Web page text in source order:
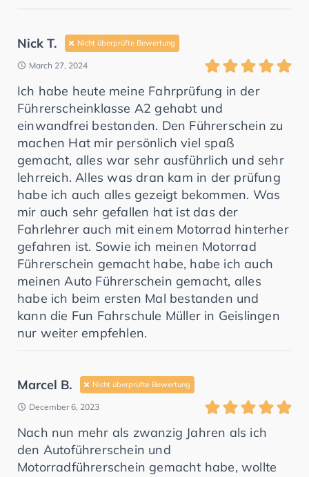
Nick T. Nicht überprüfte Bewertung
March 27, 2024
Ich habe heute meine Fahrprüfung in der
Führerscheinklasse A2 gehabt und
einwandfrei bestanden. Den Führerschein zu
machen Hat mir persönlich viel spaß
gemacht, alles war sehr ausführlich und sehr
lehrreich. Alles was dran kam in der prüfung
habe ich auch alles gezeigt bekommen. Was
mir auch sehr gefallen hat ist das der
Fahrlehrer auch mit einem Motorrad hinterher
gefahren ist. Sowie ich meinen Motorrad
Führerschein gemacht habe, habe ich auch
meinen Auto Führerschein gemacht, alles
habe ich beim ersten Mal bestanden und
kann die Fun Fahrschule Müller in Geislingen
nur weiter empfehlen.
Marcel B. Nicht überprüfte Bewertung
December 6, 2023
Nach nun mehr als zwanzig Jahren als ich
den Autoführerschein und
Motorradführerschein gemacht habe, wollte